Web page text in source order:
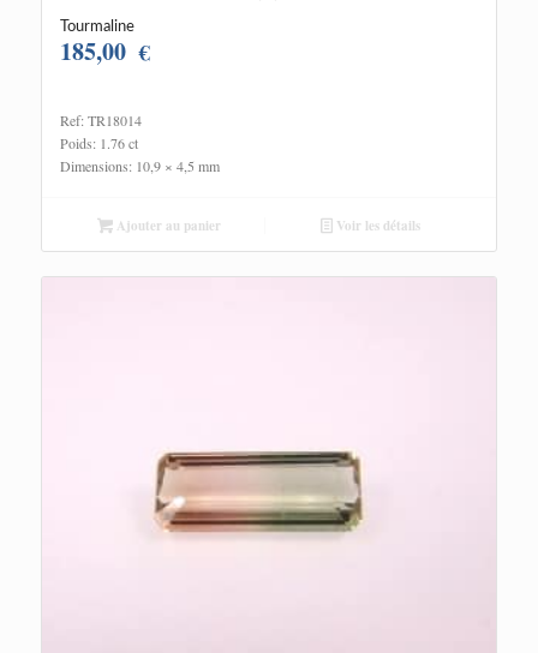
Tourmaline
185,00 €
Ref: TR18014
Poids: 1.76 ct
Dimensions: 10,9 × 4,5 mm
Ajouter au panier Voir les détails